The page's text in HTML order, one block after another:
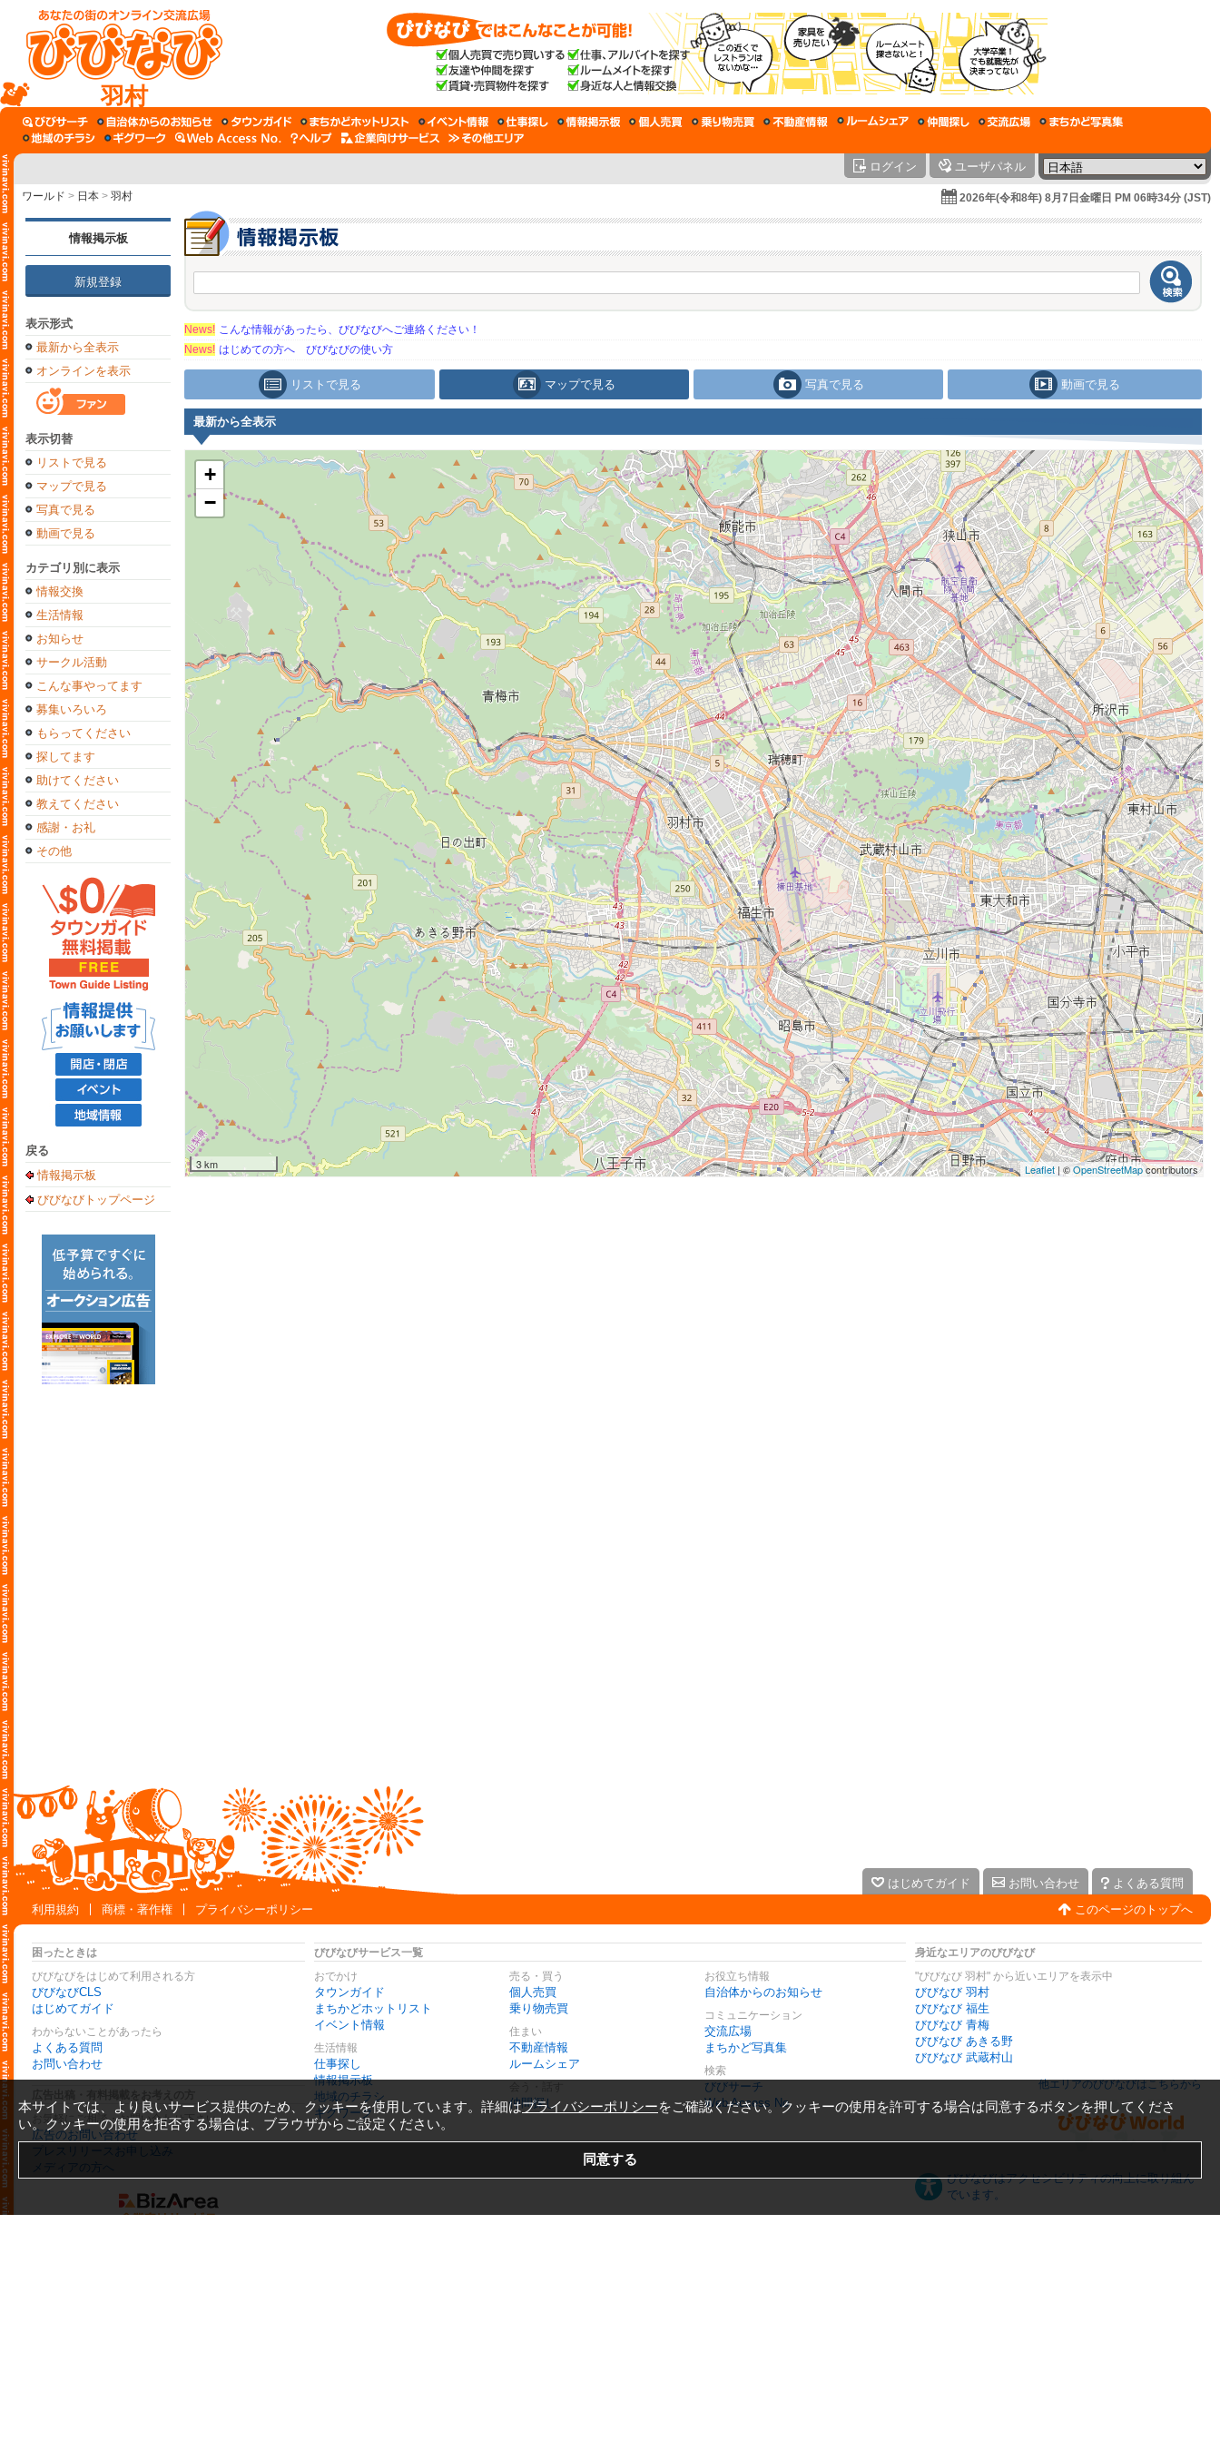
羽村
ログイン ユーザパネル
ワールド > 日本 > 羽村 2026年(令和8年) 8月7日金曜日 PM 06時34分 (JST)
情報掲示板
新規登録
表示形式
最新から全表示
オンラインを表示
表示切替
リストで見る
マップで見る
写真で見る
動画で見る
カテゴリ別に表示
情報交換
生活情報
お知らせ
サークル活動
こんな事やってます
募集いろいろ
もらってください
探してます
助けてください
教えてください
感謝・お礼
その他
戻る
情報掲示板
びびなびトップページ
News! こんな情報があったら、びびなびへご連絡ください！
News! はじめての方へ びびなびの使い方
リストで見る マップで見る 写真で見る 動画で見る
最新から全表示
+
−
3 km Leaflet | ©OpenStreetMapcontributors
はじめてガイド お問い合わせ
よくある質問
利用規約
商標・著作権 プライバシーポリシー このページのトップへ
困ったときは
びびなびをはじめて利用される方
びびなびCLS
はじめてガイド
わからないことがあったら
よくある質問
お問い合わせ
お気軽にご相談・お問い合わせ下さい
広告のお問い合わせ
プレスリリースお申し込み
メディアの方へ
びびなびサービス一覧
おでかけ
タウンガイド
まちかどホットリスト
イベント情報
生活情報
仕事探し
情報掲示板
地域のチラシ
ギグワーク
売る・買う
個人売買
乗り物売買
住まい
不動産情報
ルームシェア
仲間探し
お役立ち情報
自治体からのお知らせ
コミュニケーション
交流広場
まちかど写真集
検索
びびサーチ
Web Access No.
身近なエリアのびびなび
"びびなび 羽村" から近いエリアを表示中
びびなび 羽村
びびなび 福生
びびなび 青梅
びびなび あきる野
びびなび 武蔵村山
他エリアのびびなびはこちらから
びびなびはアクセシビリティの向上に取り組ん
でいます。
本サイトでは、より良いサービス提供のため、クッキーを使用しています。詳細はプライバシーポリシーをご確認ください。クッキーの使用を許可する場合は同意するボタンを押してくださ
い。クッキーの使用を拒否する場合は、ブラウザからご設定ください。